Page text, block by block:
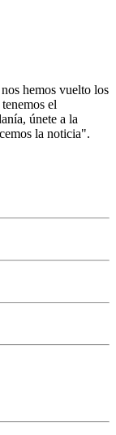
hemos vuelto los
el
únete a la
la noticia".